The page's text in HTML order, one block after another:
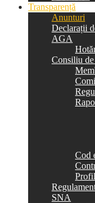
Transparență
Anunturi
Declarații
AGA
Consiliu
Cod
SNA